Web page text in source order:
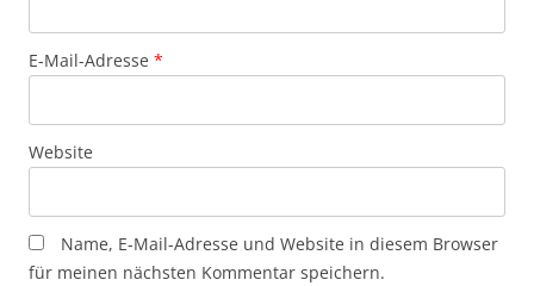
E-Mail-Adresse *
Website
Name, E-Mail-Adresse und Website in diesem Browser
für meinen nächsten Kommentar speichern.